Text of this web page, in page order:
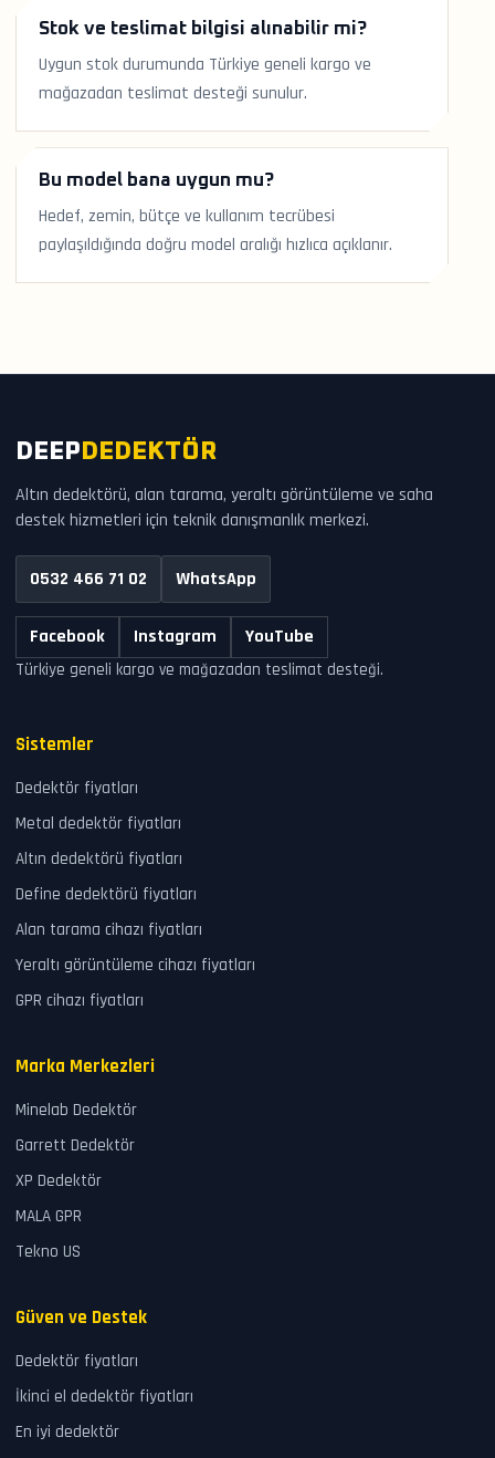
Stok ve teslimat bilgisi alınabilir mi?
Uygun stok durumunda Türkiye geneli kargo ve
mağazadan teslimat desteği sunulur.
Bu model bana uygun mu?
Hedef, zemin, bütçe ve kullanım tecrübesi
paylaşıldığında doğru model aralığı hızlıca açıklanır.
DEEP DEDEKTÖR
Altın dedektörü, alan tarama, yeraltı görüntüleme ve saha
destek hizmetleri için teknik danışmanlık merkezi.
0532 466 71 02 WhatsApp
Facebook Instagram YouTube
Türkiye geneli kargo ve mağazadan teslimat desteği.
Sistemler
Dedektör fiyatları
Metal dedektör fiyatları
Altın dedektörü fiyatları
Define dedektörü fiyatları
Alan tarama cihazı fiyatları
Yeraltı görüntüleme cihazı fiyatları
GPR cihazı fiyatları
Marka Merkezleri
Minelab Dedektör
Garrett Dedektör
XP Dedektör
MALA GPR
Tekno US
Güven ve Destek
Dedektör fiyatları
İkinci el dedektör fiyatları
En iyi dedektör